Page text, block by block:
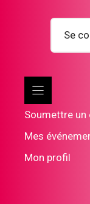
Se
Soumettre un
Mes
Mon profil